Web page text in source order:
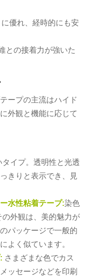
優れ、経時的にも安
との接着力が強いた
ープの主流はハイド
外観と機能に応じて
イプ。透明性と光透
きりと表示でき、見
水性粘着テープ:染色
外観は、美的魅力が
パッケージで一般的
よく似ています。
さまざまな色でカス
ッセージなどを印刷